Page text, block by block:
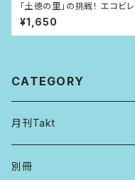
「土徳の里」の挑戦！ エコビ
ジ そしてSDGｓ -21世紀に
きる君たちへー
¥1,650
CATEGORY
月刊Takt
別冊